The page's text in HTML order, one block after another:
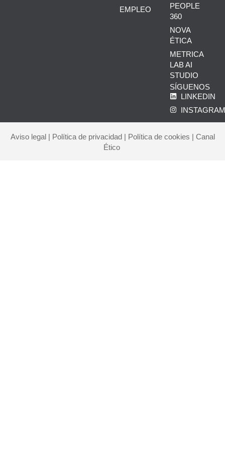
EMPLEO
PEOPLE
360
NOVA
ÉTICA
METRICA
LAB AI
STUDIO
SÍGUENOS
LINKEDIN
Aviso legal| Política de privacidad| Política de cookies | Canal
Ético